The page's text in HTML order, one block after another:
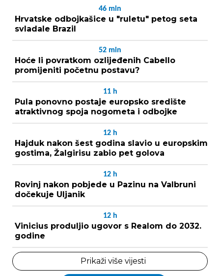
46 min
Hrvatske odbojkašice u "ruletu" petog seta
svladale Brazil
52 min
Hoće li povratkom ozlijeđenih Cabello
promijeniti početnu postavu?
11 h
Pula ponovno postaje europsko središte
atraktivnog spoja nogometa i odbojke
12 h
Hajduk nakon šest godina slavio u europskim
gostima, Žalgirisu zabio pet golova
12 h
Rovinj nakon pobjede u Pazinu na Valbruni
dočekuje Uljanik
12 h
Vinicius produljio ugovor s Realom do 2032.
godine
Prikaži više vijesti